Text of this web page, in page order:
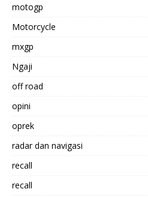
motogp
Motorcycle
mxgp
Ngaji
off road
opini
oprek
radar dan navigasi
recall
recall